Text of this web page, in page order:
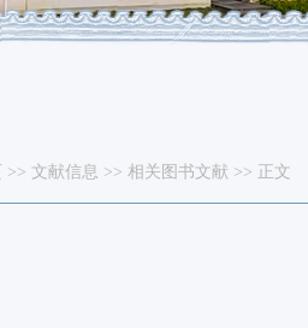
>> 文献信息 >> 相关图书文献 >> 正文